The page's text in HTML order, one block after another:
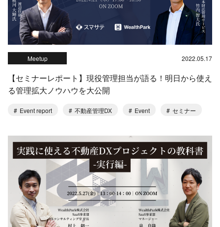
Meetup 2022.05.17
【セミナーレポート】現役管理担当が語る！明日から使え
る管理拡大ノウハウを大公開
Event report 不動産管理DX Event セミナー